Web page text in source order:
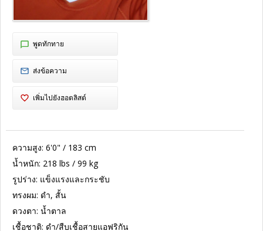
พูดทักทาย
ส่งข้อความ
เพิ่มไปยังฮอตลิสต์
ความสูง: 6'0" / 183 cm
น้ำหนัก: 218 lbs / 99 kg
รูปร่าง: แข็งแรงและกระชับ
ทรงผม: ดำ, สั้น
ดวงตา: น้ำตาล
เชื้อชาติ: ดำ/สืบเชื้อสายแอฟริกัน